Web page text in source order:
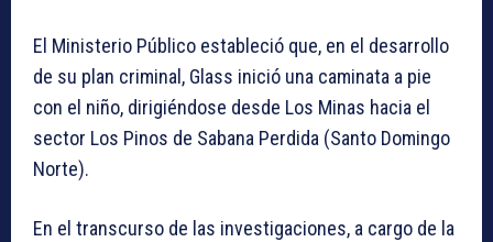
El Ministerio Público estableció que, en el desarrollo
de su plan criminal, Glass inició una caminata a pie
con el niño, dirigiéndose desde Los Minas hacia el
sector Los Pinos de Sabana Perdida (Santo Domingo
Norte).
En el transcurso de las investigaciones, a cargo de la